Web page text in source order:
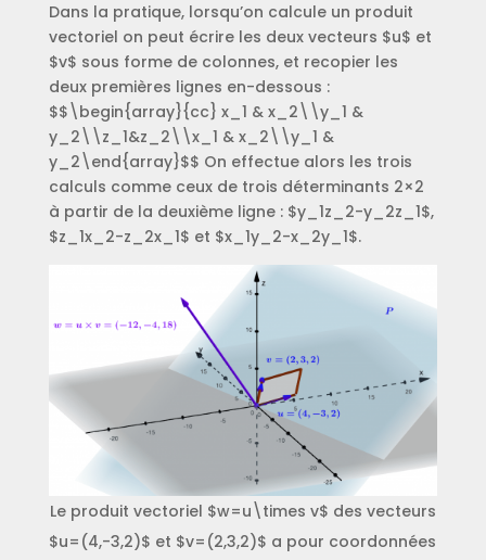
Dans la pratique, lorsqu’on calcule un produit
vectoriel on peut écrire les deux vecteurs $u$ et
$v$ sous forme de colonnes, et recopier les
deux premières lignes en-dessous :
$$\begin{array}{cc} x_1 & x_2\\y_1 &
y_2\\z_1&z_2\\x_1 & x_2\\y_1 &
y_2\end{array}$$ On effectue alors les trois
calculs comme ceux de trois déterminants 2×2
à partir de la deuxième ligne : $y_1z_2-y_2z_1$,
$z_1x_2-z_2x_1$ et $x_1y_2-x_2y_1$.
Le produit vectoriel $w=u\times v$ des vecteurs
$u=(4,-3,2)$ et $v=(2,3,2)$ a pour coordonnées